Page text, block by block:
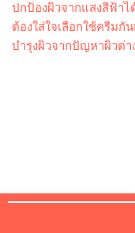
ปกป้องผิวจากแสงสีฟ้า
ต้องใส่ใจเลือกใช้ครีมกั
บำรุงผิวจากปัญหาผิวต่า